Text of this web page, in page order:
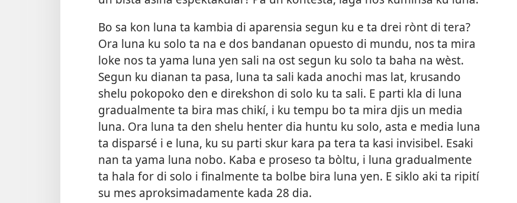
Bo sa kon luna ta kambia di aparensia segun ku e ta drei rònt di tera?
Ora luna ku solo ta na e dos bandanan opuesto di mundu, nos ta mira
loke nos ta yama luna yen sali na ost segun ku solo ta baha na wèst.
Segun ku dianan ta pasa, luna ta sali kada anochi mas lat, krusando
shelu pokopoko den e direkshon di solo ku ta sali. E parti kla di luna
gradualmente ta bira mas chikí, i ku tempu bo ta mira djis un media
luna. Ora luna ta den shelu henter dia huntu ku solo, asta e media luna
ta disparsé i e luna, ku su parti skur kara pa tera ta kasi invisibel. Esaki
nan ta yama luna nobo. Kaba e proseso ta bòltu, i luna gradualmente
ta hala for di solo i finalmente ta bolbe bira luna yen. E siklo aki ta ripití
su mes aproksimadamente kada 28 dia.